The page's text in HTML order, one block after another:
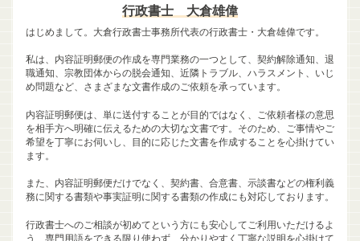
行政書士 大倉雄偉
はじめまして。大倉行政書士事務所代表の行政書士・大倉雄偉です。
私は、内容証明郵便の作成を専門業務の一つとして、契約解除通知、退
職通知、宗教団体からの脱会通知、近隣トラブル、ハラスメント、いじ
め問題など、さまざまな文書作成のご依頼を承っています。
内容証明郵便は、単に送付することが目的ではなく、ご依頼者様の意思
を相手方へ明確に伝えるための大切な文書です。そのため、ご事情やご
希望を丁寧にお伺いし、目的に応じた文書を作成することを心掛けてい
ます。
また、内容証明郵便だけでなく、契約書、合意書、示談書などの権利義
務に関する書類や事実証明に関する書類の作成にも対応しております。
行政書士へのご相談が初めてという方にも安心してご利用いただけるよ
う、専門用語をできる限り使わず、分かりやすく丁寧な説明を心掛けて